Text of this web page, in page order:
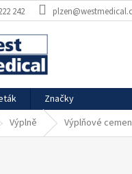
242
Značky
Výplně Výplňové